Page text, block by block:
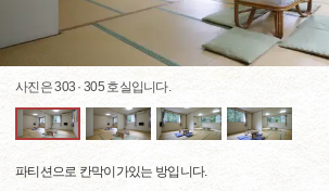
사진은 303 · 305 호실입니다.
파티션으로 칸막이가있는 방입니다.